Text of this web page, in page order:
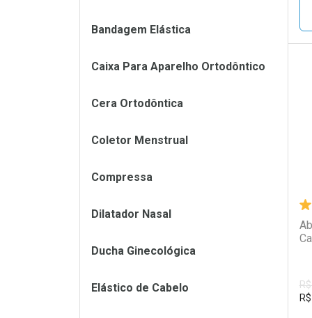
R$
Bandagem Elástica
Caixa Para Aparelho Ortodôntico
Cera Ortodôntica
Coletor Menstrual
Compressa
Dilatador Nasal
Ducha Ginecológica
Elástico de Cabelo